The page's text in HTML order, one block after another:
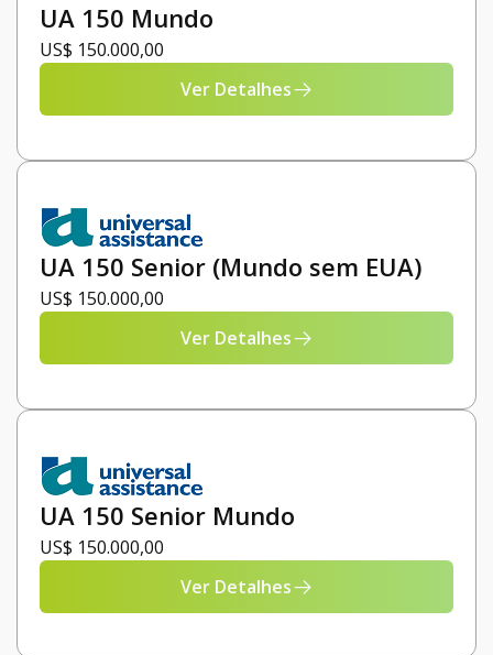
UA 150 Mundo
US$ 150.000,00
Ver Detalhes
UA 150 Senior (Mundo sem EUA)
US$ 150.000,00
Ver Detalhes
UA 150 Senior Mundo
US$ 150.000,00
Ver Detalhes